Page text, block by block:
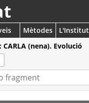
Mètodes
L'Institut
(nena). Evolució